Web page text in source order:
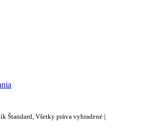
Štandard, Všetky práva vyhradené |